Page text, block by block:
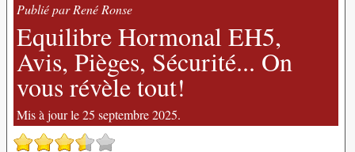
Publié par René Ronse
Equilibre Hormonal EH5,
Avis, Pièges, Sécurité... On
vous révèle tout!
Mis à jour le 25 septembre 2025.